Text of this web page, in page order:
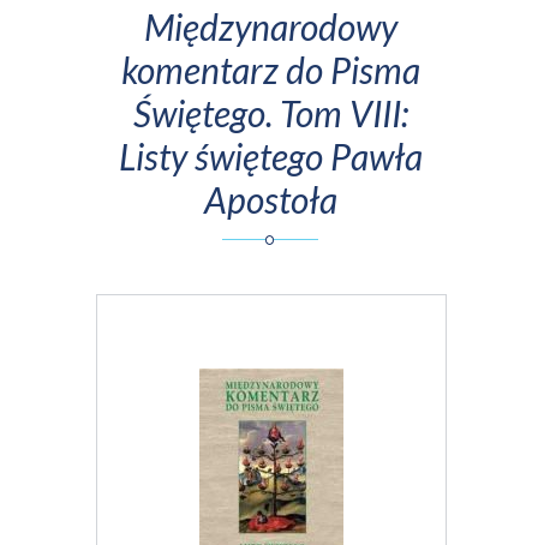
Międzynarodowy
komentarz do Pisma
Świętego. Tom VIII:
Listy świętego Pawła
Apostoła